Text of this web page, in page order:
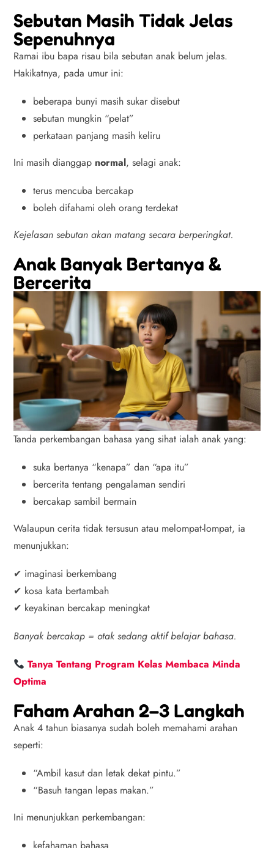
Sebutan Masih Tidak Jelas
Sepenuhnya
Ramai ibu bapa risau bila sebutan anak belum jelas.
Hakikatnya, pada umur ini:
beberapa bunyi masih sukar disebut
sebutan mungkin “pelat”
perkataan panjang masih keliru
Ini masih dianggap normal, selagi anak:
terus mencuba bercakap
boleh difahami oleh orang terdekat
Kejelasan sebutan akan matang secara berperingkat.
Anak Banyak Bertanya &
Bercerita
Tanda perkembangan bahasa yang sihat ialah anak yang:
suka bertanya “kenapa” dan “apa itu”
bercerita tentang pengalaman sendiri
bercakap sambil bermain
Walaupun cerita tidak tersusun atau melompat-lompat, ia
menunjukkan:
✔ imaginasi berkembang
✔ kosa kata bertambah
✔ keyakinan bercakap meningkat
Banyak bercakap = otak sedang aktif belajar bahasa.
Tanya Tentang Program Kelas Membaca Minda
Optima
Faham Arahan 2–3 Langkah
Anak 4 tahun biasanya sudah boleh memahami arahan
seperti:
“Ambil kasut dan letak dekat pintu.”
“Basuh tangan lepas makan.”
Ini menunjukkan perkembangan: